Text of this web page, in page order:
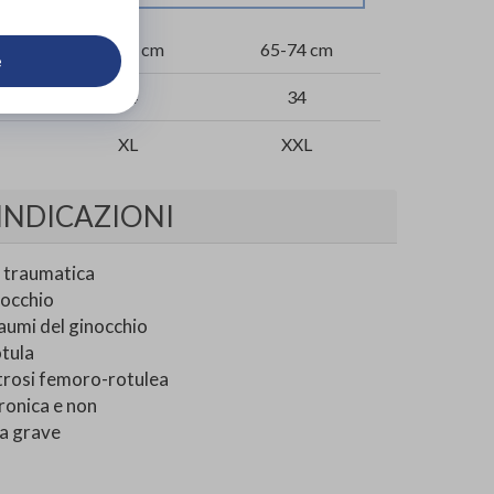
57-65 cm 65-74 cm
34 34
XL XXL
traumatica
del ginocchio
femoro-rotulea
e non
grave